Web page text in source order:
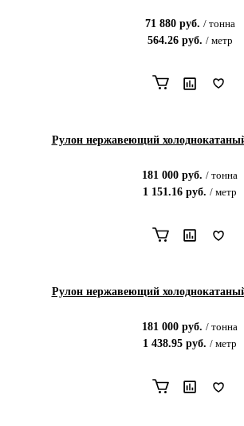
71 880руб. / тонна
564.26руб. / метр
Рулон нержавеющий
181 000 руб. / тонна
1 151.16 руб. / метр
Рулон нержавеющий
181 000 руб. / тонна
1 438.95 руб. / метр